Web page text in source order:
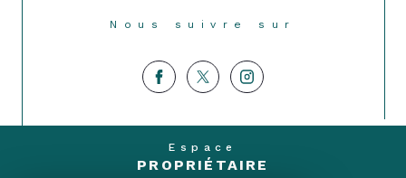
Nous suivre sur
Espace
PROPRIÉTAIRE